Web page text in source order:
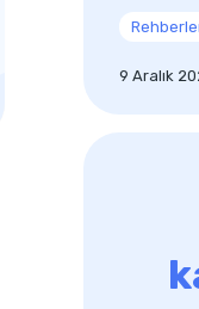
9 Aralık